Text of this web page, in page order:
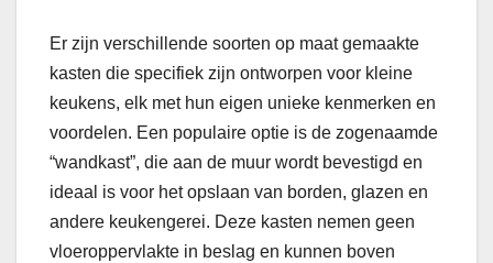
Er zijn verschillende soorten op maat gemaakte
kasten die specifiek zijn ontworpen voor kleine
keukens, elk met hun eigen unieke kenmerken en
voordelen. Een populaire optie is de zogenaamde
“wandkast”, die aan de muur wordt bevestigd en
ideaal is voor het opslaan van borden, glazen en
andere keukengerei. Deze kasten nemen geen
vloeroppervlakte in beslag en kunnen boven